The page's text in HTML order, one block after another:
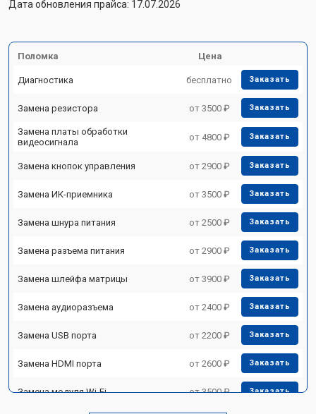
Дата обновления прайса: 17.07.2026
Поломка Цена
Диагностика бесплатно Заказать
Замена резистора от 3500 ₽ Заказать
Замена платы обработки
видеосигнала
от 4800 ₽ Заказать
Замена кнопок управления от 2900 ₽ Заказать
Замена ИК-приемника от 3500 ₽ Заказать
Замена шнура питания от 2500 ₽ Заказать
Замена разъема питания от 2900 ₽ Заказать
Замена шлейфа матрицы от 3900 ₽ Заказать
Замена аудиоразъема от 2400 ₽ Заказать
Замена USB порта от 2200 ₽ Заказать
Замена HDMI порта от 2600 ₽ Заказать
Замена модуля Wi-Fi от 3500 ₽ Заказать